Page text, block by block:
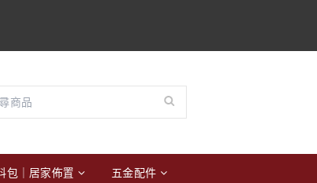
包｜居家佈置 五金配件